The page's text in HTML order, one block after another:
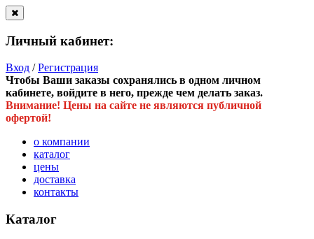
Личный кабинет:
Вход /Регистрация
Чтобы Ваши заказы сохранялись в одном личном
кабинете, войдите в него, прежде чем делать заказ.
Внимание! Цены на сайте не являются публичной
офертой!
о компании
каталог
цены
доставка
контакты
Каталог